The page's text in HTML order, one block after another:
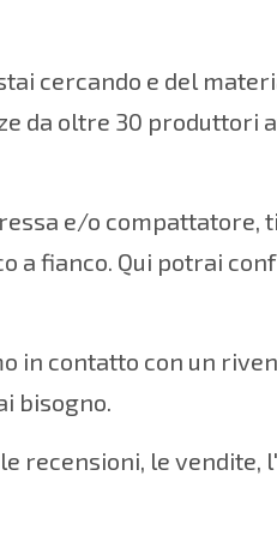
cercando e del
da oltre 30
e/o
fianco. Qui potrai
in contatto con un
bisogno.
recensioni, le